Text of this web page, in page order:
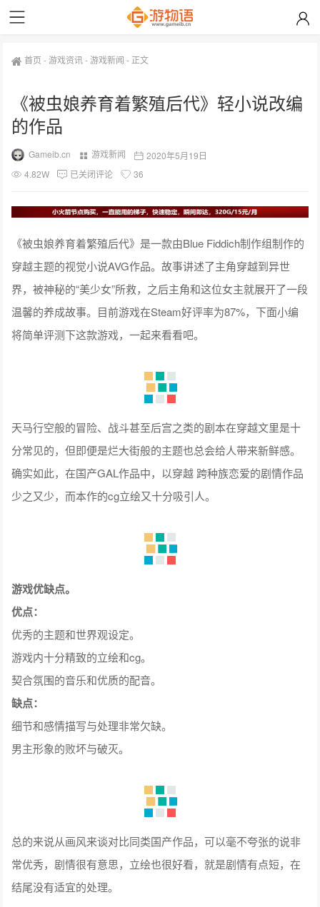
首页 -游戏资讯-游戏新闻 - 正文
《被虫娘养育着繁殖后代》轻小说改编
的作品
Gameib.cn 游戏新闻
2020年5月19日
4.82W
已关闭评论 36
《被虫娘养育着繁殖后代》是一款由Blue Fiddich制作组制作的
穿越主题的视觉小说AVG作品。故事讲述了主角穿越到异世
界，被神秘的“美少女”所救，之后主角和这位女主就展开了一段
温馨的养成故事。目前游戏在Steam好评率为87%，下面小编
将简单评测下这款游戏，一起来看看吧。
天马行空般的冒险、战斗甚至后宫之类的剧本在穿越文里是十
分常见的，但即便是烂大街般的主题也总会给人带来新鲜感。
确实如此，在国产GAL作品中，以穿越 跨种族恋爱的剧情作品
少之又少，而本作的cg立绘又十分吸引人。
游戏优缺点。
优点：
优秀的主题和世界观设定。
游戏内十分精致的立绘和cg。
契合氛围的音乐和优质的配音。
缺点：
细节和感情描写与处理非常欠缺。
男主形象的败坏与破灭。
总的来说从画风来谈对比同类国产作品，可以毫不夸张的说非
常优秀，剧情很有意思，立绘也很好看，就是剧情有点短，在
结尾没有适宜的处理。